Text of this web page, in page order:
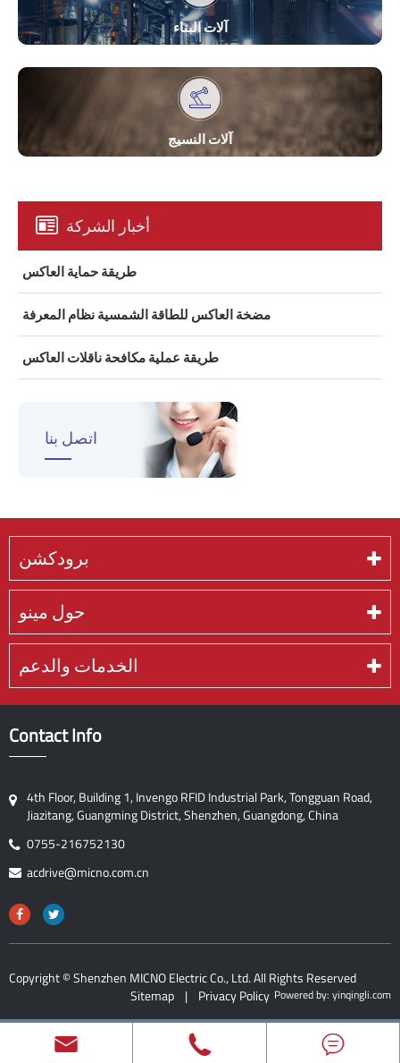
آلات البناء
آلات النسيج
أخبار الشركة
طريقة حماية العاكس
مضخة العاكس للطاقة الشمسية نظام المعرفة
طريقة عملية مكافحة ناقلات العاكس
اتصل بنا
برودكشن
حول مينو
الخدمات والدعم
Contact Info
4th Floor, Building 1, Invengo RFID Industrial Park, Tongguan Road,
Jiazitang, Guangming District, Shenzhen, Guangdong, China
0755-216752130
acdrive@micno.com.cn
Copyright ©Shenzhen MICNO Electric Co., Ltd.All Rights Reserved
Powered by: yinqingli.com
Sitemap | Privacy Policy
  